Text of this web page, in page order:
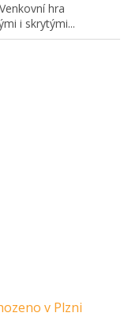
hra
i skrytými...
v Plzni